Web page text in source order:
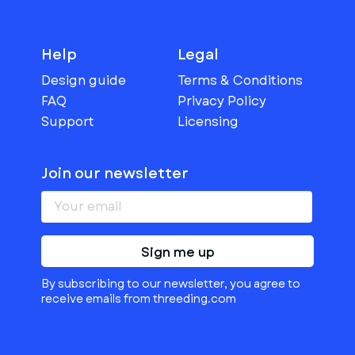
Help
Design guide
FAQ
Support
Legal
Terms & Conditions
Privacy Policy
Licensing
Join our newsletter
Sign me up
By subscribing to our newsletter, you agree to
receive emails from threeding.com